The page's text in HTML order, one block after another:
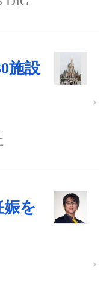
施設
を